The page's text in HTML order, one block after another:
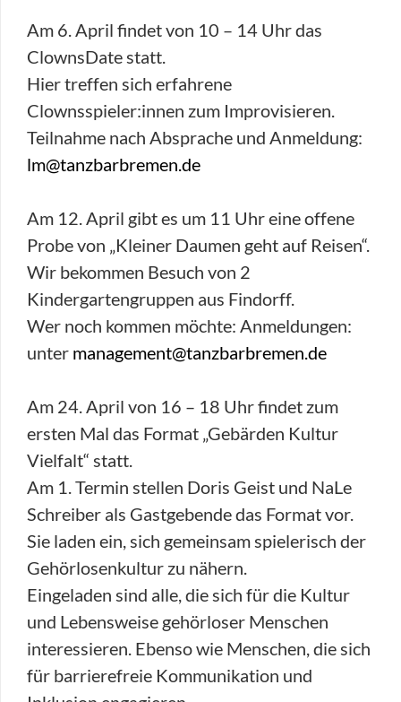
Am 6. April findet von 10 – 14 Uhr das
ClownsDate statt.
Hier treffen sich erfahrene
Clownsspieler:innen zum Improvisieren.
Teilnahme nach Absprache und Anmeldung:
lm@tanzbarbremen.de
Am 12. April gibt es um 11 Uhr eine offene
Probe von „Kleiner Daumen geht auf Reisen“.
Wir bekommen Besuch von 2
Kindergartengruppen aus Findorff.
Wer noch kommen möchte: Anmeldungen:
unter management@tanzbarbremen.de
Am 24. April von 16 – 18 Uhr findet zum
ersten Mal das Format „Gebärden Kultur
Vielfalt“ statt.
Am 1. Termin stellen Doris Geist und NaLe
Schreiber als Gastgebende das Format vor.
Sie laden ein, sich gemeinsam spielerisch der
Gehörlosenkultur zu nähern.
Eingeladen sind alle, die sich für die Kultur
und Lebensweise gehörloser Menschen
interessieren. Ebenso wie Menschen, die sich
für barrierefreie Kommunikation und